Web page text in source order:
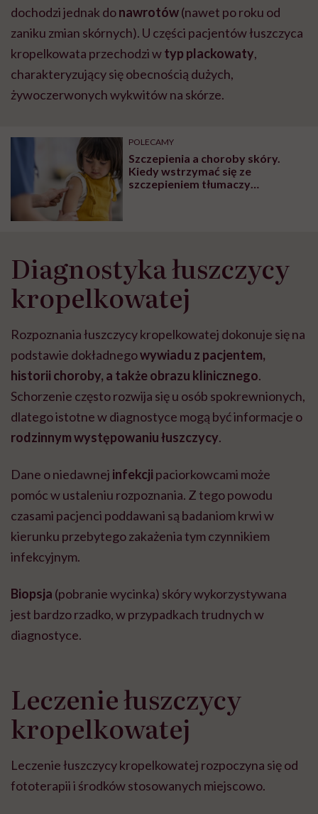
dochodzi jednak donawrotów(nawet po roku od
zaniku zmian skórnych). U części pacjentów łuszczyca
kropelkowata przechodzi wtyp plackowaty,
charakteryzujący się obecnością dużych,
żywoczerwonych wykwitów na skórze.
POLECAMY
Szczepienia a choroby skóry.
Kiedy wstrzymać się ze
szczepieniem tłumaczy
Diagnostyka łuszczycy
kropelkowatej
Rozpoznania łuszczycy kropelkowatej dokonuje się na
podstawie dokładnegowywiadu z pacjentem,
historii choroby, a także obrazu klinicznego.
Schorzenie często rozwija się u osób spokrewnionych,
dlatego istotne w diagnostyce mogą być informacje o
rodzinnym występowaniu łuszczycy.
Dane o niedawnej infekcji paciorkowcami może
pomóc w ustaleniu rozpoznania. Z tego powodu
czasami pacjenci poddawani są badaniom krwi w
kierunku przebytego zakażenia tym czynnikiem
infekcyjnym.
Biopsja (pobranie wycinka) skóry wykorzystywana
jest bardzo rzadko, w przypadkach trudnych w
diagnostyce.
Leczenie łuszczycy
kropelkowatej
Leczenie łuszczycy kropelkowatej rozpoczyna się od
fototerapii i środków stosowanych miejscowo.